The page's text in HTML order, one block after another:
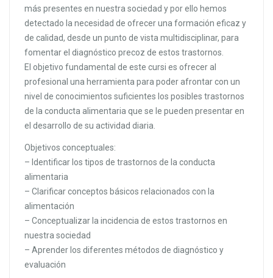
más presentes en nuestra sociedad y por ello hemos
detectado la necesidad de ofrecer una formación eficaz y
de calidad, desde un punto de vista multidisciplinar, para
fomentar el diagnóstico precoz de estos trastornos.
El objetivo fundamental de este cursi es ofrecer al
profesional una herramienta para poder afrontar con un
nivel de conocimientos suficientes los posibles trastornos
de la conducta alimentaria que se le pueden presentar en
el desarrollo de su actividad diaria.
Objetivos conceptuales:
– Identificar los tipos de trastornos de la conducta
alimentaria
– Clarificar conceptos básicos relacionados con la
alimentación
– Conceptualizar la incidencia de estos trastornos en
nuestra sociedad
– Aprender los diferentes métodos de diagnóstico y
evaluación